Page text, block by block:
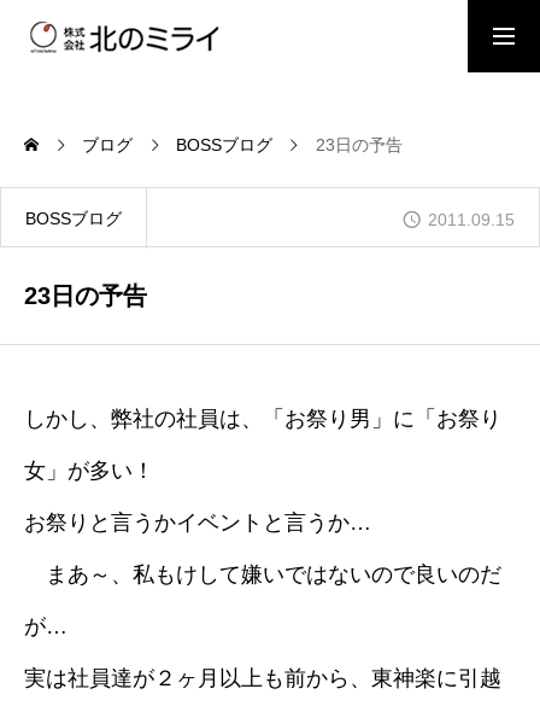
会社概要
事業内容
お問い合わせ
採用情報
ブログ
ブログ BOSSブログ 23日の予告
BOSSブログ 2011.09.15
23日の予告
しかし、弊社の社員は、「お祭り男」に「お祭り
女」が多い！
お祭りと言うかイベントと言うか…
まあ～、私もけして嫌いではないので良いのだ
が…
実は社員達が２ヶ月以上も前から、東神楽に引越